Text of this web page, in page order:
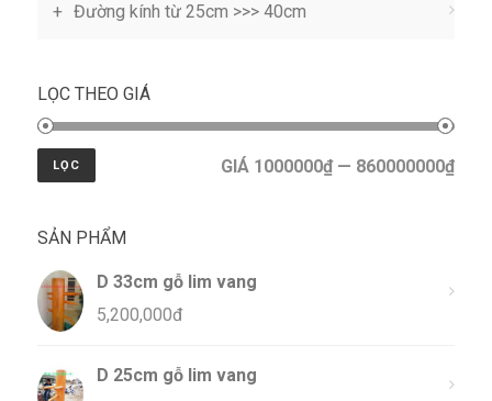
Đường kính từ 25cm >>> 40cm
LỌC THEO GIÁ
LỌC GIÁ 1000000₫ — 860000000₫
SẢN PHẨM
D 33cm gỗ lim vang
5,200,000đ
D 25cm gỗ lim vang